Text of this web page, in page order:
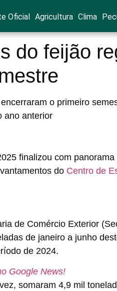
Oficial Agricultura Clima
do feijão
o primeiro
ano anterior
finalizou com
do Centro de
de Comércio Exterior
de janeiro a junho
de 2024.
Google News!
somaram 4,9 mil